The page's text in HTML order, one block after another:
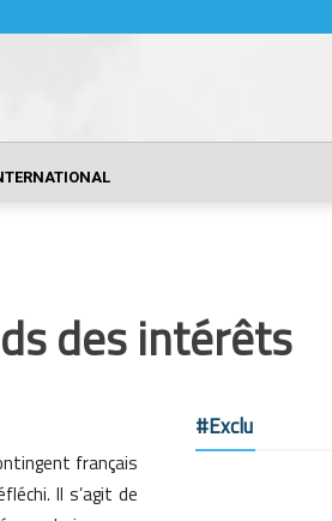
des intérêts
français
Il s’agit de
#Exclu